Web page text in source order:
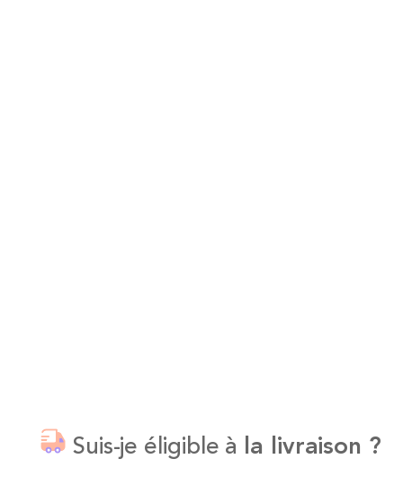
Suis-je éligible à la livraison ?